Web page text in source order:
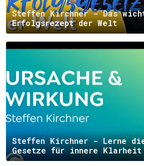
Steffen Kirchner - Das
Erfolgsrezept der Welt
Steffen Kirchner - Lerne
Gesetze für innere Klarheit